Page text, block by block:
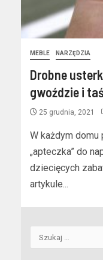
MEBLE NARZĘDZIA
Drobne
gwoździe i
25 grudnia, 2021
W każdym domu
„apteczka” do
dziecięcych
artykule...